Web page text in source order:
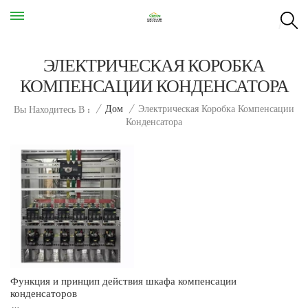
ЭЛЕКТРИЧЕСКАЯ КОРОБКА
КОМПЕНСАЦИИ КОНДЕНСАТОРА
Вы Находитесь В : / Дом / Электрическая Коробка Компенсации
Конденсатора
Функция и принцип действия шкафа компенсации
конденсаторов